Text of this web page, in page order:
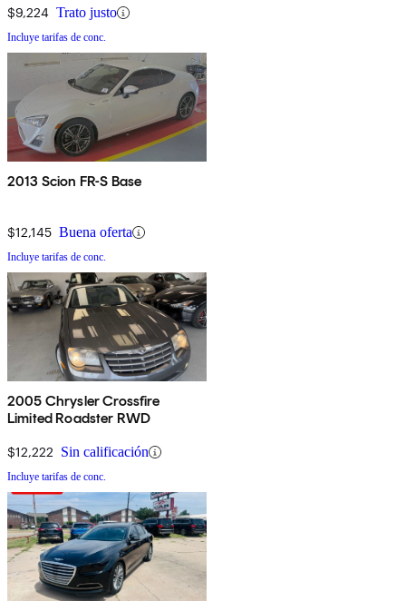
$9,224 Trato justo
Incluye tarifas de conc.
2013 Scion FR-S Base
$12,145 Buena oferta
Incluye tarifas de conc.
2005 Chrysler Crossfire
Limited Roadster RWD
$12,222 Sin calificación
Incluye tarifas de conc.